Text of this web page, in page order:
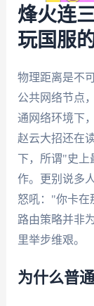
烽火连
玩国服
物理距离是不
公共网络节点
通网络环境下
赵云大招还在
下，所谓"史上
作。更别说多
怒吼："你卡在
路由策略并非
里举步维艰。
为什么普